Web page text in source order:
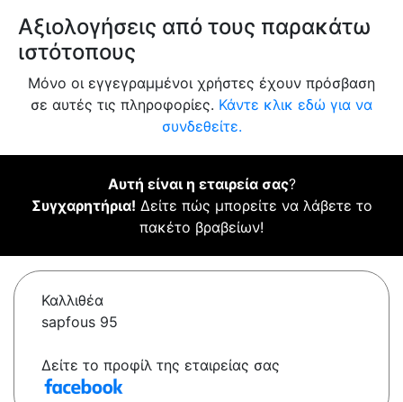
Αξιολογήσεις από τους παρακάτω
ιστότοπους
Μόνο οι εγγεγραμμένοι χρήστες έχουν πρόσβαση
σε αυτές τις πληροφορίες. Κάντε κλικ εδώ για να
συνδεθείτε.
Αυτή είναι η εταιρεία σας?
Συγχαρητήρια! Δείτε πώς μπορείτε να λάβετε το
πακέτο βραβείων!
Καλλιθέα
sapfous 95
Δείτε το προφίλ της εταιρείας σας